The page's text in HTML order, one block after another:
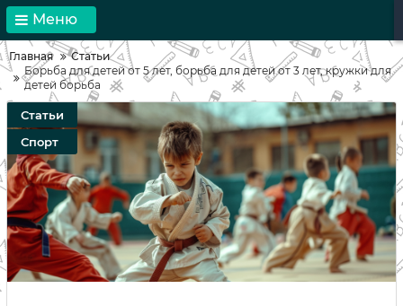
Меню
Главная
Статьи
Борьба для детей от 5 лет, борьба для детей от 3 лет, кружки для
детей борьба
Статьи
Спорт